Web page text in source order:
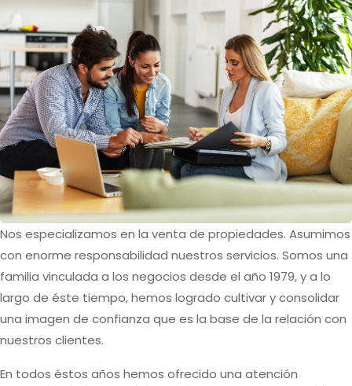
Nos especializamos en la venta de propiedades. Asumimos
con enorme responsabilidad nuestros servicios. Somos una
familia vinculada a los negocios desde el año 1979, y a lo
largo de éste tiempo, hemos logrado cultivar y consolidar
una imagen de confianza que es la base de la relación con
nuestros clientes.
En todos éstos años hemos ofrecido una atención